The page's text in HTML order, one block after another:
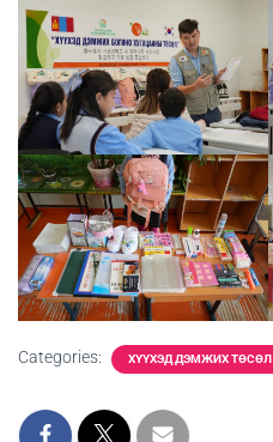
Categories: ХҮҮХЭД ДЭМЖИХ ТӨСӨЛ